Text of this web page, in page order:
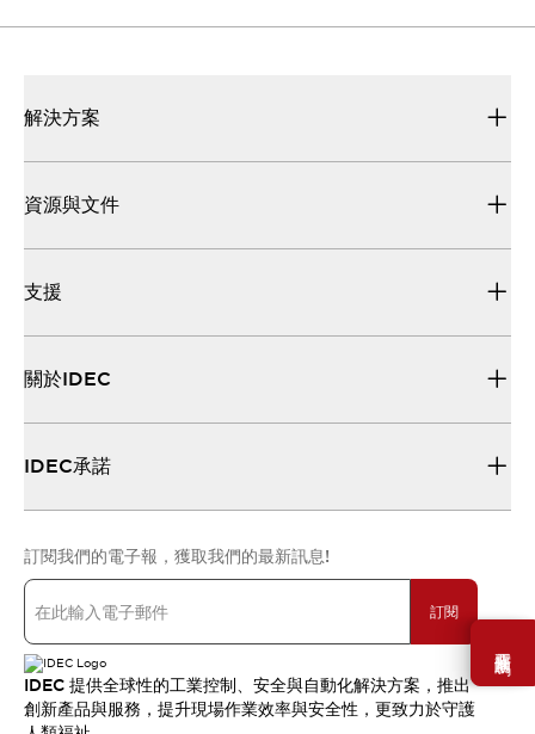
需要幫助嗎？
解決方案
資源與文件
支援
關於IDEC
IDEC承諾
訂閱我們的電子報，獲取我們的最新訊息!
訂閱
IDEC 提供全球性的工業控制、安全與自動化解決方案，推出
創新產品與服務，提升現場作業效率與安全性，更致力於守護